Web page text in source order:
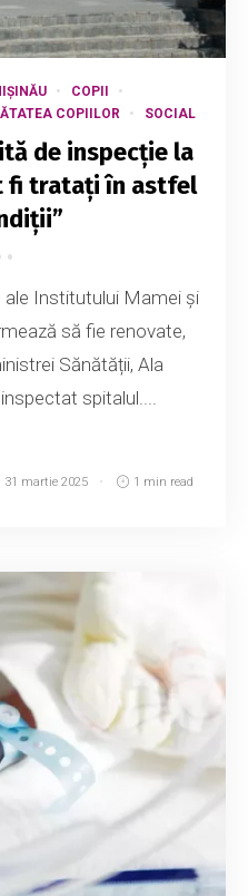
COPII
COPIILOR SOCIAL
de inspecție la
fi tratați în astfel
Institutului Mamei și
să fie renovate,
Sănătății, Ala
spitalul....
31 martie 2025 1 min read